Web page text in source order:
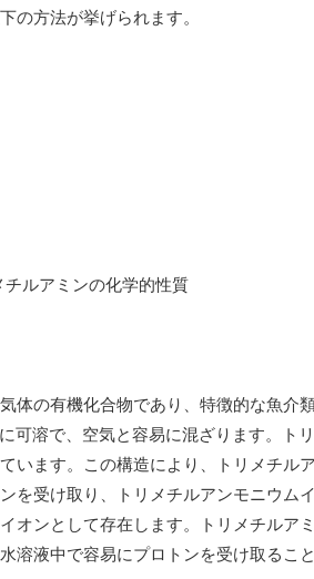
の方法が挙げられます。
体の有機化合物であり、特徴的な魚
可溶で、空気と容易に混ざります。ト
います。この構造により、トリメチル
を受け取り、トリメチルアンモニウ
オンとして存在します。トリメチルア
溶液中で容易にプロトンを受け取るこ